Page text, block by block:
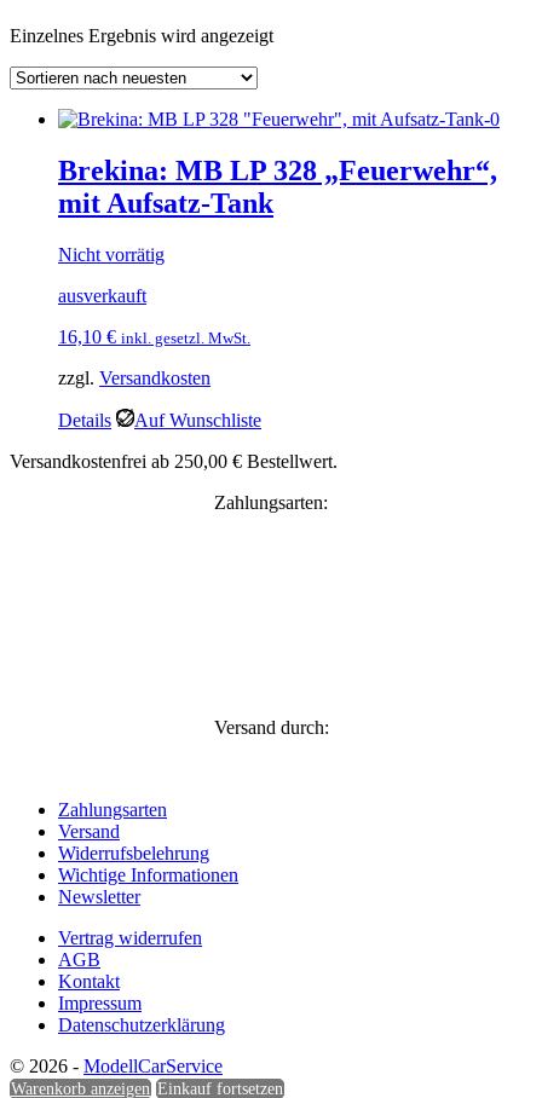
Einzelnes Ergebnis wird angezeigt
Brekina: MB LP 328 „Feuerwehr“,
mit Aufsatz-Tank
Nicht vorrätig
ausverkauft
16,10 € inkl. gesetzl. MwSt.
zzgl. Versandkosten
Details
Auf Wunschliste
Versandkostenfrei ab 250,00 € Bestellwert.
Zahlungsarten:
Versand durch:
Zahlungsarten
Versand
Widerrufsbelehrung
Wichtige Informationen
Newsletter
Vertrag widerrufen
AGB
Kontakt
Impressum
Datenschutzerklärung
© 2026 - ModellCarService
Warenkorb anzeigen Einkauf fortsetzen